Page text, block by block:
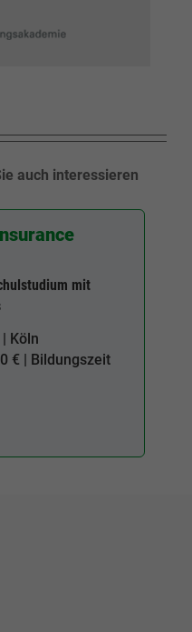
auch interessieren
mit
Köln
€ | Bildungszeit